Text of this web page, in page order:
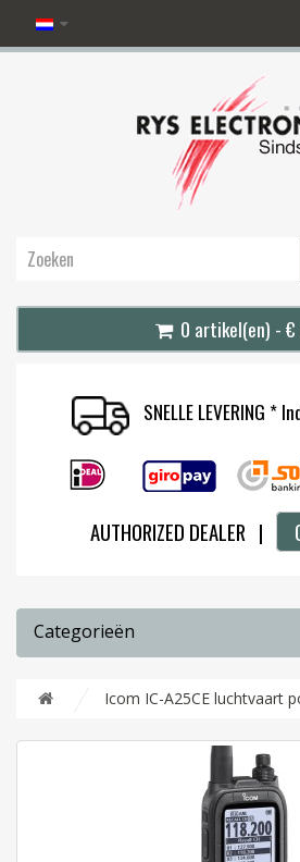
0 artikel(en) - €
SNELLE LEVERING *
AUTHORIZED DEALER |
Categorieën
Icom IC-A25CE luchtvaart